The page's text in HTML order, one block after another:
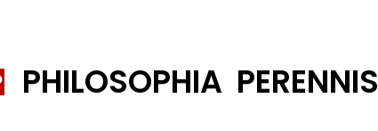
PHILOSOPHIA PERENNIS